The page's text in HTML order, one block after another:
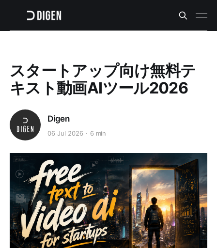
スタートアップ向け無料テ
キスト動画AIツール2026
Digen
06 Jul 2026 6 min